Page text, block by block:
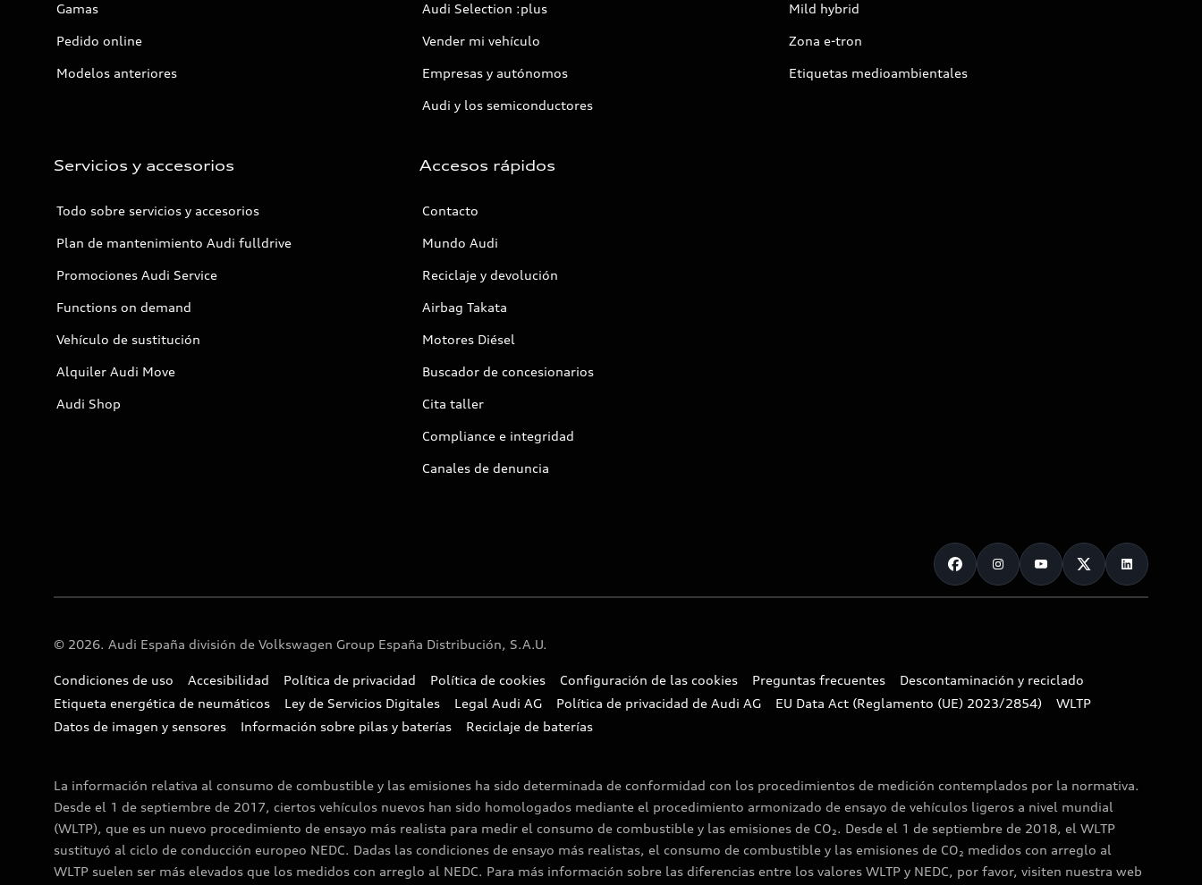
Gamas
Pedido online
Modelos anteriores
Audi Selection :plus
Vender mi vehículo
Empresas y autónomos
Audi y los semiconductores
Mild hybrid
Zona e-tron
Etiquetas medioambientales
Servicios y accesorios
Todo sobre servicios y accesorios
Plan de mantenimiento Audi fulldrive
Promociones Audi Service
Functions on demand
Vehículo de sustitución
Alquiler Audi Move
Audi Shop
Accesos rápidos
Contacto
Mundo Audi
Reciclaje y devolución
Airbag Takata
Motores Diésel
Buscador de concesionarios
Cita taller
Compliance e integridad
Canales de denuncia
© 2026. Audi España división de Volkswagen Group España Distribución, S.A.U.
Condiciones de uso Accesibilidad Política de privacidad Política de cookies Configuración de las cookies Preguntas frecuentes
Descontaminación y reciclado
Etiqueta energética de neumáticos
Ley de Servicios Digitales Legal Audi AG Política de privacidad de Audi AG EU Data Act (Reglamento (UE) 2023/2854)
WLTP
Datos de imagen y sensores
Información sobre pilas y baterías Reciclaje de baterías
La información relativa al consumo de combustible y las emisiones ha sido determinada de conformidad con los procedimientos de medición contemplados por la normativa.
Desde el 1 de septiembre de 2017, ciertos vehículos nuevos han sido homologados mediante el procedimiento armonizado de ensayo de vehículos ligeros a nivel mundial
(WLTP), que es un nuevo procedimiento de ensayo más realista para medir el consumo de combustible y las emisiones de CO₂. Desde el 1 de septiembre de 2018, el WLTP
sustituyó al ciclo de conducción europeo NEDC. Dadas las condiciones de ensayo más realistas, el consumo de combustible y las emisiones de CO₂ medidos con arreglo al
WLTP suelen ser más elevados que los medidos con arreglo al NEDC. Para más información sobre las diferencias entre los valores WLTP y NEDC, por favor, visiten nuestra web